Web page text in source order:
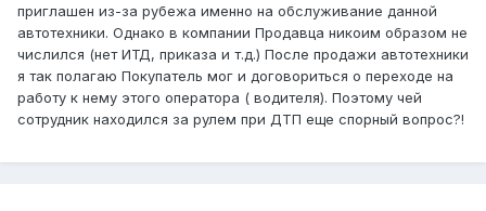
приглашен из-за рубежа именно на обслуживание данной
автотехники. Однако в компании Продавца никоим образом не
числился (нет ИТД, приказа и т.д.) После продажи автотехники
я так полагаю Покупатель мог и договориться о переходе на
работу к нему этого оператора ( водителя). Поэтому чей
сотрудник находился за рулем при ДТП еще спорный вопрос?!